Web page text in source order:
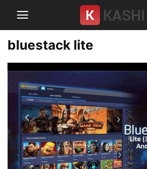
bluestack lite